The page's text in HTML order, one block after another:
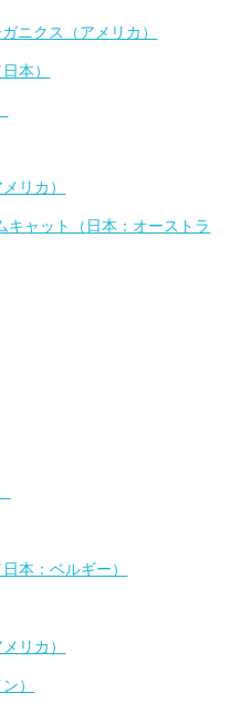
ニクス（アメリカ）
本）
リカ）
キャット（日本：オーストラ
本：ベルギー）
リカ）
）